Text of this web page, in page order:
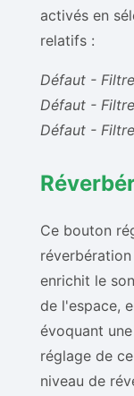
activés en
relatifs :
Défaut -
Défaut -
Défaut -
Ce bouton
enrichit le
de l'espace,
évoquant
réglage de
niveau de